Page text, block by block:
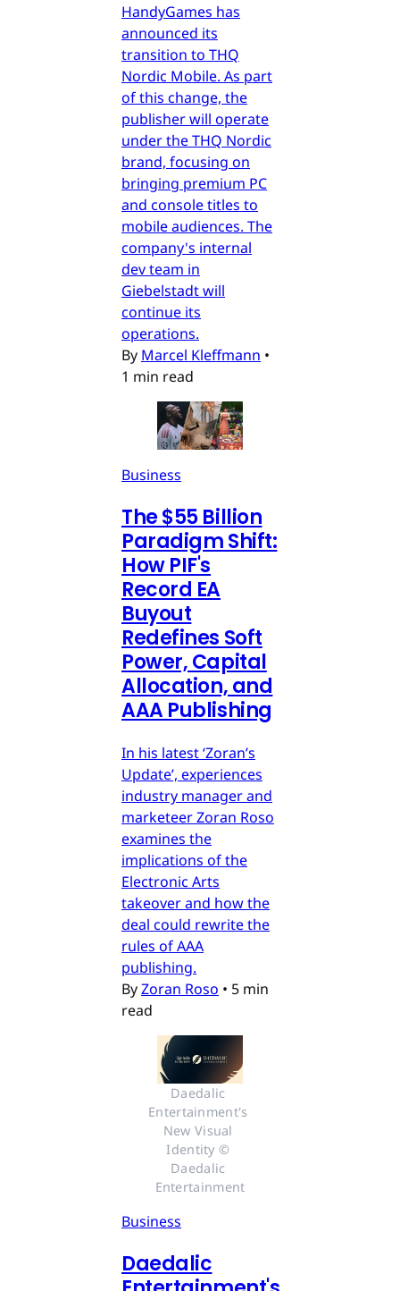
HandyGames has
announced its
transition to THQ
Nordic Mobile. As part
of this change, the
publisher will operate
under the THQ Nordic
brand, focusing on
bringing premium PC
and console titles to
mobile audiences. The
company's internal
dev team in
Giebelstadt will
continue its
operations.
By Marcel Kleffmann •
1 min read
Business
The $55 Billion
Paradigm Shift:
How PIF's
Record EA
Buyout
Redefines Soft
Power, Capital
Allocation, and
AAA Publishing
In his latest ‘Zoran’s
Update’, experiences
industry manager and
marketeer Zoran Roso
examines the
implications of the
Electronic Arts
takeover and how the
deal could rewrite the
rules of AAA
publishing.
ByZoran Roso • 5 min
read
Daedalic
Entertainment's
New Visual
Identity ©
Daedalic
Entertainment
Business
Daedalic